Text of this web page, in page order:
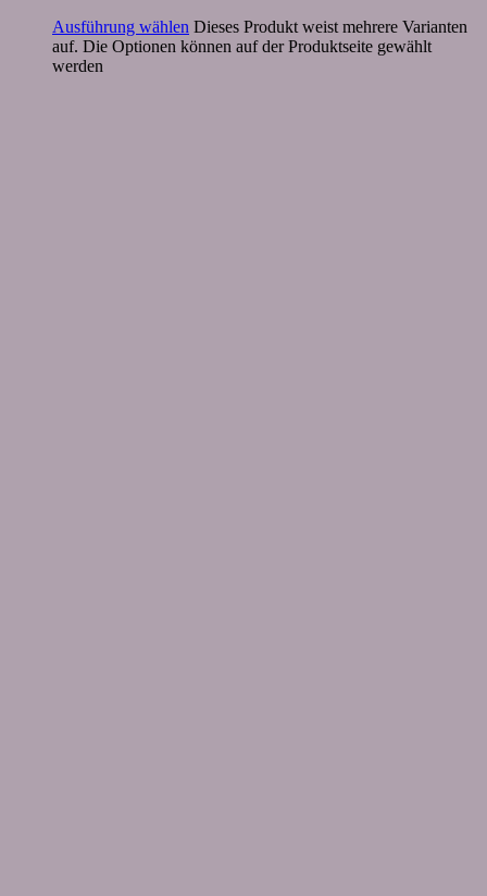
Ausführung wählen Dieses Produkt weist mehrere Varianten
auf. Die Optionen können auf der Produktseite gewählt
werden